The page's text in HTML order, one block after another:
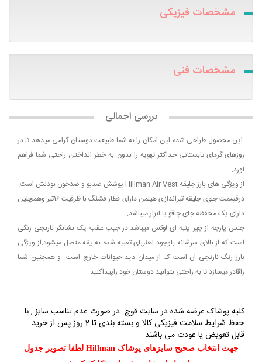
مشخصات فیزیکی
مشخصات فنی
بررسی اجمالی
این محصول طراحی شده این امکان را به شما طبیعت دوستان گرامی میدهد تا در
روزهای گرمای تابستانی حداکثر تهویه را بدون به خطر انداختن راحتی شما فراهم
اورد.
از ویژگی های بارز جلیقه Hillman Air Vest پوشش ضدبو و ضدخون بودنش است.
درقسمت جلوی جلیقه تیراندازی هیلمن دارای قطار فشنگ با ظرفیت ۱۶تیر وهمچنین
دارای یک محفظه جای چاقو یا ابزار میباشد.
جنس پارچه از جیر پنبه ای لوکس میباشد.در جیب عقب یک نشانگر نارنجی رنگی
است که از بالای سرشانه باوجود اهنربای تعبیه شده به یقه متصل میشود.از ویژگی
بارز رنگ نارنجی ان است ک از میدان دید حیوانات خارج است و همچنین شما
راقادر میسازد تا به راحتی بتوانید دوستان خود راپیداکنید.
کلیه پوشاک عرضه شده در سایت قوچ در صورت عدم تناسب سایز , با
حفظ شرایط سلامت فیزیکی کالا و بسته بندی تا 2 روز پس از خرید
قابل تعویض یا عودت می باشند.
جهت انتخاب صحیح سایزهای پوشاک Hillman لطفا تصویر جدول